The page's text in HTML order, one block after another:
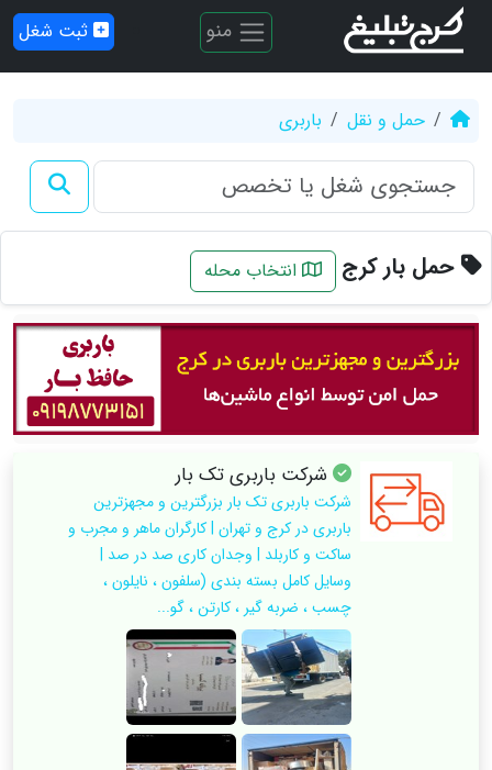
منو ثبت شغل
حمل و نقل باربری
حمل بار کرج انتخاب محله
شرکت باربری تک بار
شرکت باربری‌ تک بار بزرگترین و مجهزترین
باربری در کرج و تهران | کارگران ماهر و مجرب و
ساکت و کاربلد | وجدان کاری صد در صد |
وسایل کامل بسته بندی (سلفون ، نایلون ،
چسب ، ضربه گیر ، کارتن ، گو...